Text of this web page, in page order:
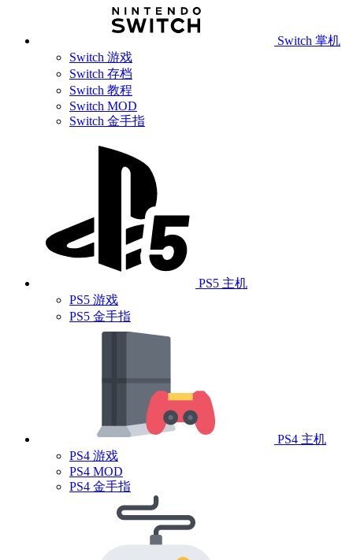
Switch 掌机
Switch 游戏
Switch 存档
Switch 教程
Switch MOD
Switch 金手指
PS5 主机
PS5 游戏
PS5 金手指
PS4 主机
PS4 游戏
PS4 MOD
PS4 金手指